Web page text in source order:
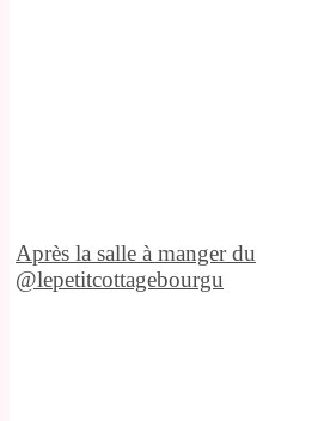
Après la salle à manger du
@lepetitcottagebourgu